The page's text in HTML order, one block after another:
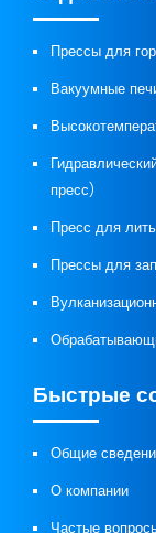
Прессы для
Вакуумные
пресс)
Пресс для
Прессы для
Быстрые
Общие
О компании
Частые